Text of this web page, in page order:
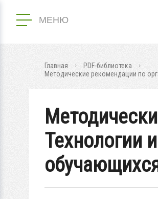
МЕНЮ
Главная
PDF-библиотека
Методические рекомендации по
Технологии